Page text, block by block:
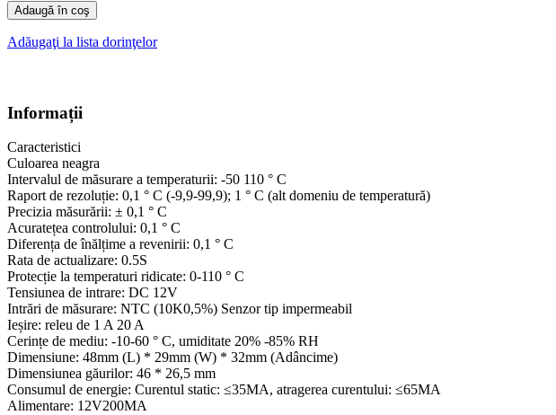
Adaugă în coş
Adăugaţi la lista dorinţelor
Informații
Caracteristici
Culoarea neagra
Intervalul de măsurare a temperaturii: -50 110 ° C
Raport de rezoluție: 0,1 ° C (-9,9-99,9); 1 ° C (alt domeniu de temperatură)
Precizia măsurării: ± 0,1 ° C
Acuratețea controlului: 0,1 ° C
Diferența de înălțime a revenirii: 0,1 ° C
Rata de actualizare: 0.5S
Protecție la temperaturi ridicate: 0-110 ° C
Tensiunea de intrare: DC 12V
Intrări de măsurare: NTC (10K0,5%) Senzor tip impermeabil
Ieșire: releu de 1 A 20 A
Cerințe de mediu: -10-60 ° C, umiditate 20% -85% RH
Dimensiune: 48mm (L) * 29mm (W) * 32mm (Adâncime)
Dimensiunea găurilor: 46 * 26,5 mm
Consumul de energie: Curentul static: ≤35MA, atragerea curentului: ≤65MA
Alimentare: 12V200MA